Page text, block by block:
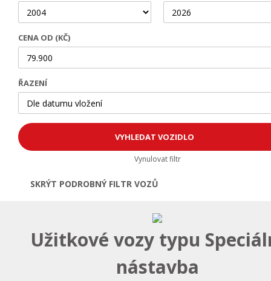
CENA OD (KČ)
ŘAZENÍ
Vynulovat filtr
SKRÝT PODROBNÝ FILTR VOZŮ
Užitkové vozy typu
nástavba